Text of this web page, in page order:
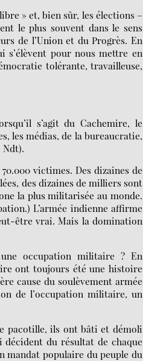
» et, bien sûr, les élections –
le plus souvent dans le sens
de l’Union et du Progrès. En
s’élèvent pour nous mettre en
tolérante, travailleuse,
s’agit du Cachemire, le
les médias, de la bureaucratie,
Ndt).
victimes. Des dizaines de
des dizaines de milliers sont
la plus militarisée au monde.
L’armée indienne affirme
être vrai. Mais la domination
occupation militaire ? En
ont toujours été une histoire
cause du soulèvement armée
de l’occupation militaire, un
pacotille, ils ont bâti et démoli
du résultat de chaque
mandat populaire du peuple du